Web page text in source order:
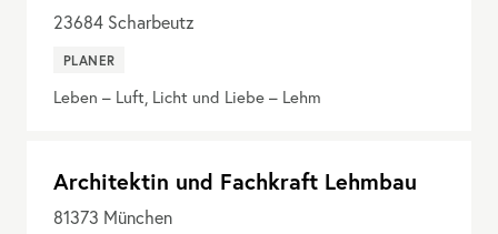
23684 Scharbeutz
PLANER
Leben – Luft, Licht und Liebe – Lehm
Architektin und Fachkraft Lehmbau
81373 München